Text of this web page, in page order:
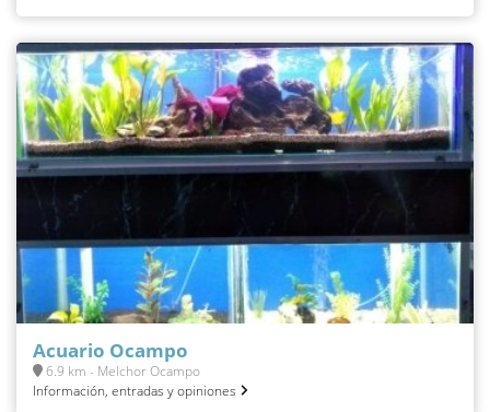
Acuario Ocampo
6.9 km - Melchor Ocampo
Información, entradas y opiniones